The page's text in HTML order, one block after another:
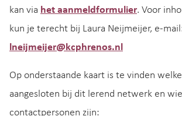
kan via het aanmeldformulier. Voor
kun je terecht bij Laura Neijmeijer, e-
lneijmeijer@kcphrenos.nl
Op onderstaande kaart is te vinden
aangesloten bij dit lerend netwerk en
contactpersonen zijn: